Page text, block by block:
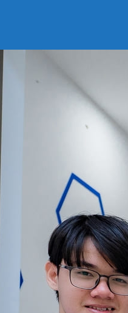
2026